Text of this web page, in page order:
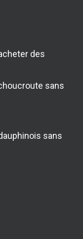
des
sans
sans